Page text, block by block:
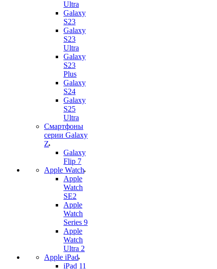
Ultra
Galaxy
S23
Galaxy
S23
Ultra
Galaxy
S23
Plus
Galaxy
S24
Galaxy
S25
Ultra
Смартфоны
серии Galaxy
Z
Galaxy
Flip 7
Apple Watch
Apple
Watch
SE2
Apple
Watch
Series 9
Apple
Watch
Ultra 2
Apple iPad
iPad 11